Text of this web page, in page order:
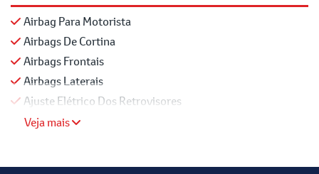
Airbag Para Motorista
Airbags De Cortina
Airbags Frontais
Airbags Laterais
Ajuste Elétrico Dos Retrovisores
Veja mais